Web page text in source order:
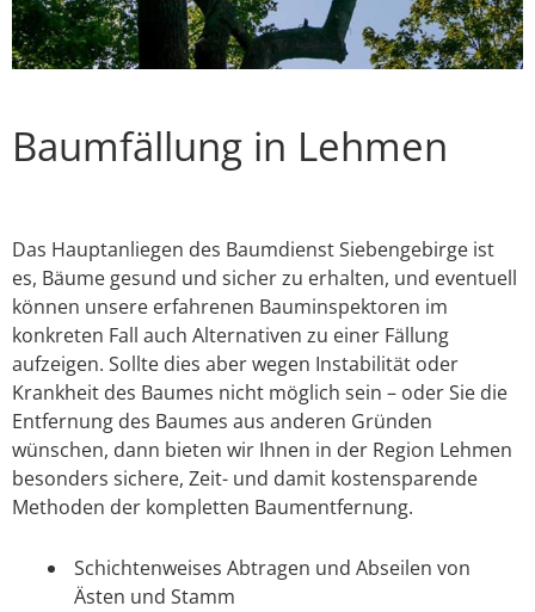
Baumfällung in Lehmen
Das Hauptanliegen des Baumdienst Siebengebirge ist
es, Bäume gesund und sicher zu erhalten, und eventuell
können unsere erfahrenen Bauminspektoren im
konkreten Fall auch Alternativen zu einer Fällung
aufzeigen. Sollte dies aber wegen Instabilität oder
Krankheit des Baumes nicht möglich sein – oder Sie die
Entfernung des Baumes aus anderen Gründen
wünschen, dann bieten wir Ihnen in der Region Lehmen
besonders sichere, Zeit- und damit kostensparende
Methoden der kompletten Baumentfernung.
Schichtenweises Abtragen und Abseilen von
Ästen und Stamm